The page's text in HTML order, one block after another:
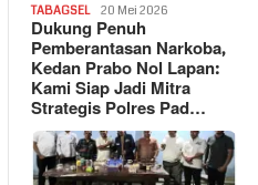
TABAGSEL 20 Mei 2026
Dukung Penuh
Pemberantasan Narkoba,
Kedan Prabo Nol Lapan:
Kami Siap Jadi Mitra
Strategis Polres Pad…